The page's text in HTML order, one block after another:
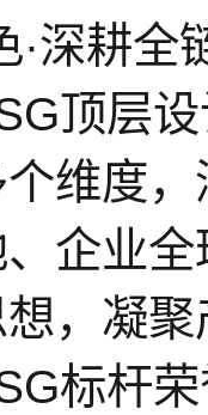
·深耕
顶层
维度
企业
，凝
标杆